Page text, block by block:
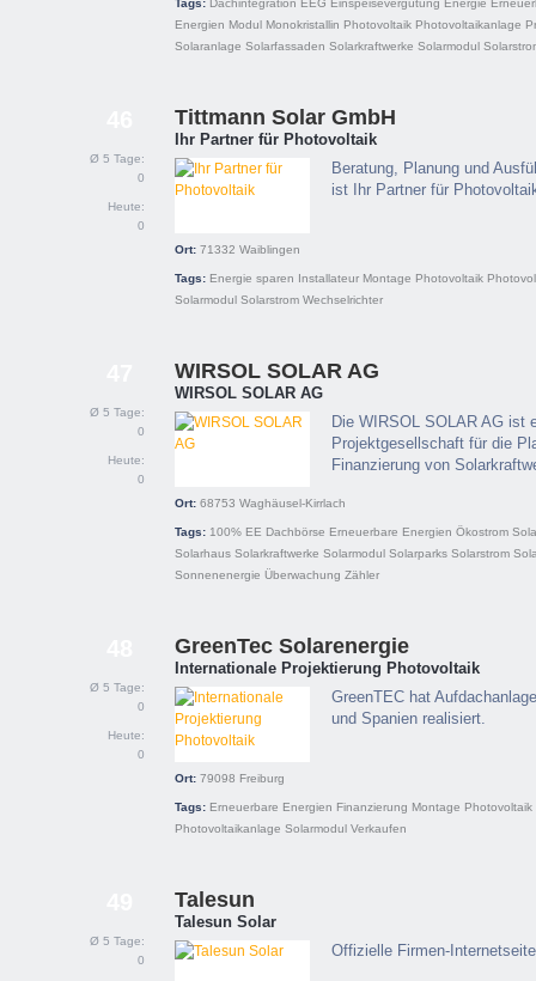
Tags: Dachintegration EEG Einspeisevergütung Energie
Energien Modul Monokristallin Photovoltaik Photovoltaikanlage
Solaranlage Solarfassaden Solarkraftwerke Solarmodul
Ø 5 Tage:
0
Heute:
0
Tittmann Solar GmbH
Ihr Partner für Photovoltaik
Beratung, Planung und
ist Ihr Partner für
Ort: 71332 Waiblingen
Tags: Energie sparen Installateur Montage Photovoltaik
Solarmodul Solarstrom Wechselrichter
Ø 5 Tage:
0
Heute:
0
WIRSOL SOLAR AG
WIRSOL SOLAR AG
Die WIRSOL SOLAR AG ist
Projektgesellschaft für die
Finanzierung von
Ort: 68753 Waghäusel-Kirrlach
Tags: 100% EE Dachbörse Erneuerbare Energien Ökostrom
Solarhaus Solarkraftwerke Solarmodul Solarparks Solarstrom
Sonnenenergie Überwachung Zähler
Ø 5 Tage:
0
Heute:
0
GreenTec Solarenergie
Internationale Projektierung Photovoltaik
GreenTEC hat
und Spanien realisiert.
Ort: 79098 Freiburg
Tags: Erneuerbare Energien Finanzierung Montage Photovoltaik
Photovoltaikanlage Solarmodul Verkaufen
Ø 5 Tage:
0
Talesun
Talesun Solar
Offizielle Firmen-